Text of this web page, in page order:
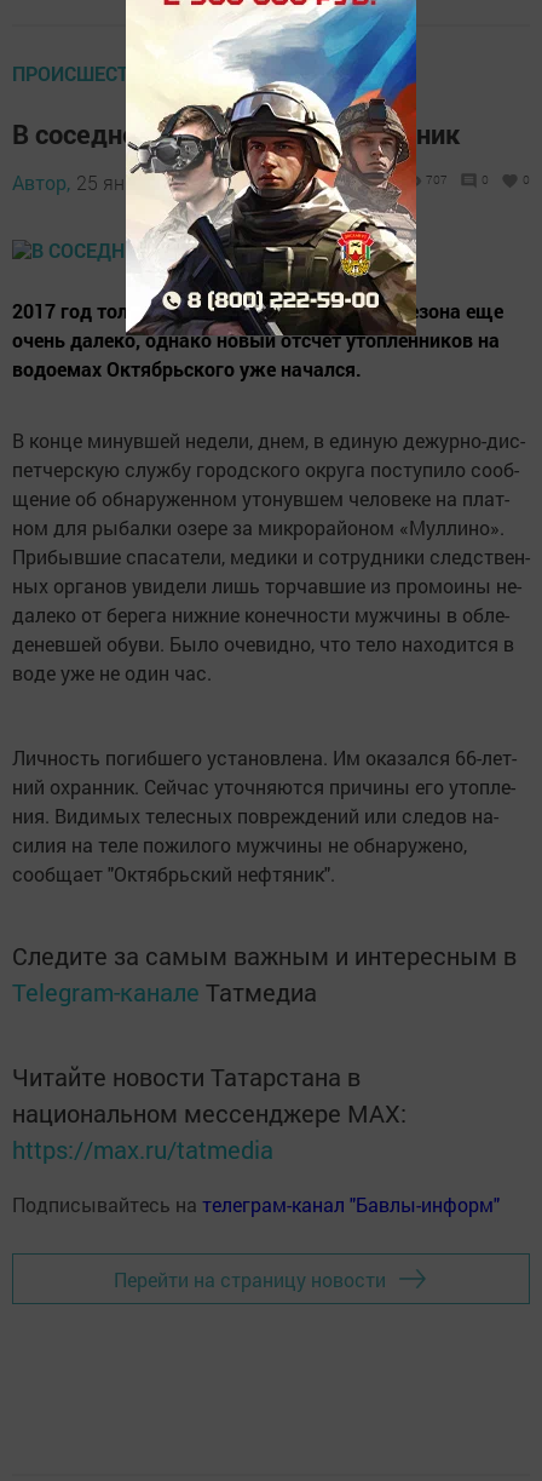
ПРОИСШЕСТВИЯ
В соседнем городе утонул охранник
Автор, 25 января 2017 - 16:10 707 0 0
2017 год толь­ко на­чал­ся и до ку­паль­но­го се­зона еще
очень да­леко, од­на­ко но­вый от­счет утоп­ленни­ков на
во­до­емах Октябрь­ско­го уже на­чал­ся.
В кон­це ми­нув­шей не­дели, днем, в еди­ную де­жур­но-дис­
петчер­скую служ­бу го­род­ско­го ок­ру­га пос­ту­пило со­об­
ще­ние об об­на­ружен­ном уто­нув­шем че­лове­ке на плат­
ном для ры­бал­ки озе­ре за мик­ро­рай­оном «Мул­ли­но».
При­быв­шие спа­сате­ли, ме­дики и сот­рудни­ки следс­твен­
ных ор­га­нов уви­дели лишь тор­чавшие из про­мо­ины не­
дале­ко от бе­рега ниж­ние ко­неч­ности муж­чи­ны в об­ле­
денев­шей обу­ви. Было оче­вид­но, что те­ло на­ходит­ся в
во­де уже не один час.
Лич­ность по­гиб­ше­го ус­та­нов­ле­на. Им ока­зал­ся 66-лет­
ний ох­ранник. Сей­час уточ­ня­ют­ся при­чины его утоп­ле­
ния. Види­мых те­лес­ных пов­режде­ний или сле­дов на­
силия на те­ле по­жило­го муж­чи­ны не об­на­руже­но,
сообщает "Октябрьский нефтяник".
Следите за самым важным и интересным в
Telegram-канале Татмедиа
Читайте новости Татарстана в
национальном мессенджере MАХ:
https://max.ru/tatmedia
Подписывайтесь на телеграм-канал "Бавлы-информ"
Перейти на страницу новости